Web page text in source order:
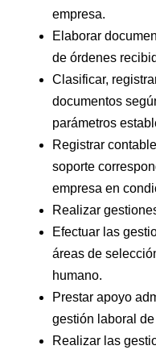
empresa.
Elaborar
de órdenes
Clasificar,
documentos
parámetros
Registrar
soporte
empresa en
Realizar
Efectuar las
áreas de
humano.
Prestar apoyo
gestión laboral
Realizar las